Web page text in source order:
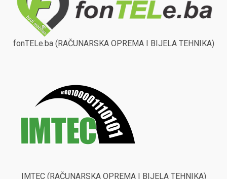
fonTELe.ba (RAČUNARSKA OPREMA I BIJELA TEHNIKA)
IMTEC (RAČUNARSKA OPREMA I BIJELA TEHNIKA)